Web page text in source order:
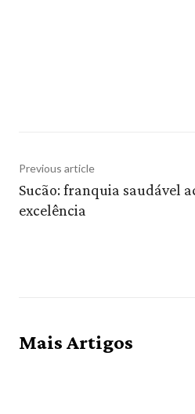
Previous article
Sucão: franquia saudável
excelência
Mais Artigos